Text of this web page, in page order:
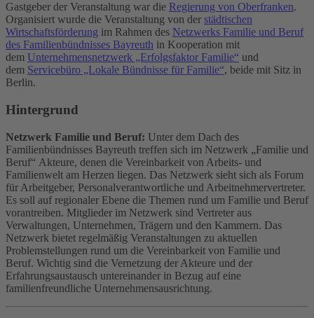
Gastgeber der Veranstaltung war die Regierung von Oberfranken.
Organisiert wurde die Veranstaltung von der städtischen
Wirtschaftsförderung im Rahmen des Netzwerks Familie und Beruf
des Familienbündnisses Bayreuth in Kooperation mit
dem Unternehmensnetzwerk „Erfolgsfaktor Familie“ und
dem Servicebüro „Lokale Bündnisse für Familie“, beide mit Sitz in
Berlin.
Hintergrund
Netzwerk Familie und Beruf: Unter dem Dach des
Familienbündnisses Bayreuth treffen sich im Netzwerk „Familie und
Beruf“ Akteure, denen die Vereinbarkeit von Arbeits- und
Familienwelt am Herzen liegen. Das Netzwerk sieht sich als Forum
für Arbeitgeber, Personalverantwortliche und Arbeitnehmervertreter.
Es soll auf regionaler Ebene die Themen rund um Familie und Beruf
vorantreiben. Mitglieder im Netzwerk sind Vertreter aus
Verwaltungen, Unternehmen, Trägern und den Kammern. Das
Netzwerk bietet regelmäßig Veranstaltungen zu aktuellen
Problemstellungen rund um die Vereinbarkeit von Familie und
Beruf. Wichtig sind die Vernetzung der Akteure und der
Erfahrungsaustausch untereinander in Bezug auf eine
familienfreundliche Unternehmensausrichtung.